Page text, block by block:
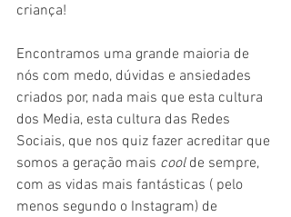
criança!
Encontramos uma grande maioria de
nós com medo, dúvidas e ansiedades
criados por, nada mais que esta cultura
dos Media, esta cultura das Redes
Sociais, que nos quiz fazer acreditar que
somos a geração mais cool de sempre,
com as vidas mais fantásticas ( pelo
menos segundo o Instagram) de